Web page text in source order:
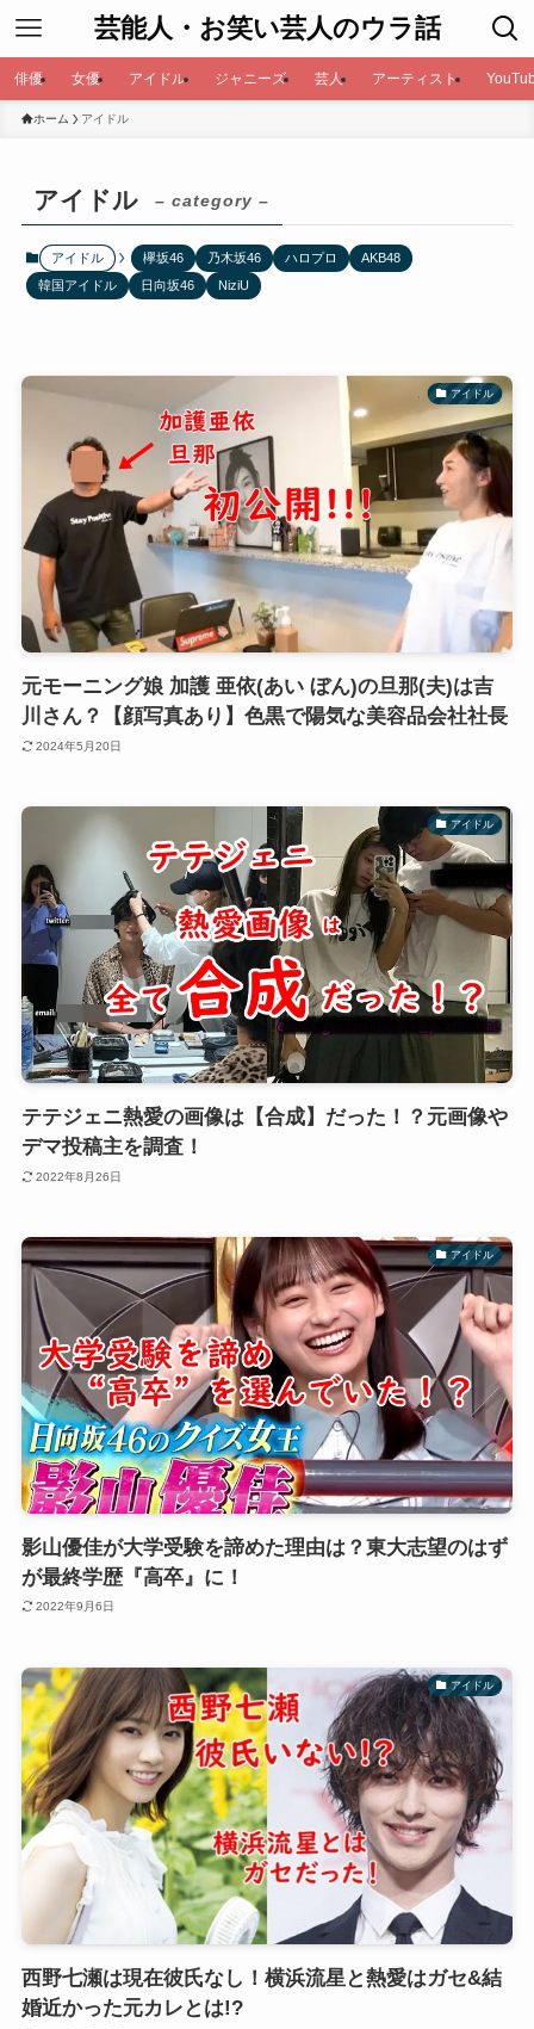
芸能人・お笑い芸人のウラ話
俳優 女優 アイドル ジャニーズ 芸人 アーティスト
ホーム アイドル
アイドル – category –
アイドル 欅坂46 乃木坂46 ハロプロ
AKB48
韓国アイドル
日向坂46 NiziU
アイドル
元モーニング娘 加護 亜依(あい ぼん)の旦那(夫)は吉
川さん？【顔写真あり】色黒で陽気な美容品会社社長
2024年5月20日
アイドル
テテジェニ熱愛の画像は【合成】だった！？元画像や
デマ投稿主を調査！
2022年8月26日
アイドル
影山優佳が大学受験を諦めた理由は？東大志望のはず
が最終学歴『高卒』に！
2022年9月6日
アイドル
西野七瀬は現在彼氏なし！横浜流星と熱愛はガセ&結
婚近かった元カレとは!?